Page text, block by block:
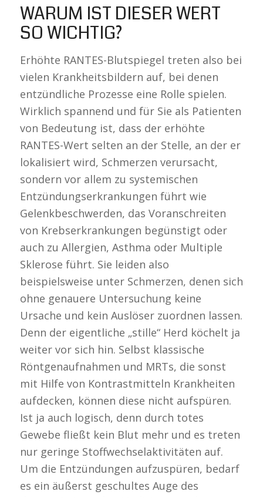
WARUM IST DIESER WERT
SO WICHTIG?
Erhöhte RANTES-Blutspiegel treten also bei
vielen Krankheitsbildern auf, bei denen
entzündliche Prozesse eine Rolle spielen.
Wirklich spannend und für Sie als Patienten
von Bedeutung ist, dass der erhöhte
RANTES-Wert selten an der Stelle, an der er
lokalisiert wird, Schmerzen verursacht,
sondern vor allem zu systemischen
Entzündungserkrankungen führt wie
Gelenkbeschwerden, das Voranschreiten
von Krebserkrankungen begünstigt oder
auch zu Allergien, Asthma oder Multiple
Sklerose führt. Sie leiden also
beispielsweise unter Schmerzen, denen sich
ohne genauere Untersuchung keine
Ursache und kein Auslöser zuordnen lassen.
Denn der eigentliche „stille“ Herd köchelt ja
weiter vor sich hin. Selbst klassische
Röntgenaufnahmen und MRTs, die sonst
mit Hilfe von Kontrastmitteln Krankheiten
aufdecken, können diese nicht aufspüren.
Ist ja auch logisch, denn durch totes
Gewebe fließt kein Blut mehr und es treten
nur geringe Stoffwechselaktivitäten auf.
Um die Entzündungen aufzuspüren, bedarf
es ein äußerst geschultes Auge des